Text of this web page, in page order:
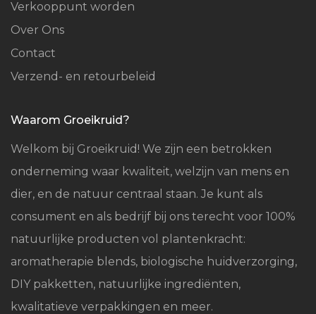
Verkooppunt worden
Over Ons
Contact
Verzend- en retourbeleid
Waarom Groeikruid?
Welkom bij Groeikruid! We zijn een betrokken
onderneming waar kwaliteit, welzijn van mens en
dier, en de natuur centraal staan. Je kunt als
consument en als bedrijf bij ons terecht voor 100%
natuurlijke producten vol plantenkracht:
aromatherapie blends, biologische huidverzorging,
DIY pakketten, natuurlijke ingrediënten,
kwalitatieve verpakkingen en meer.